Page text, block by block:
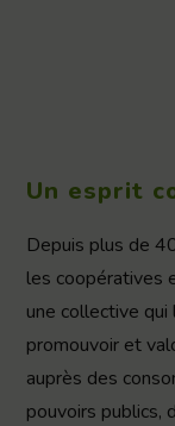
Un esprit
Depuis plus de
les coopératives
une collective
promouvoir et
auprès des
pouvoirs publics,